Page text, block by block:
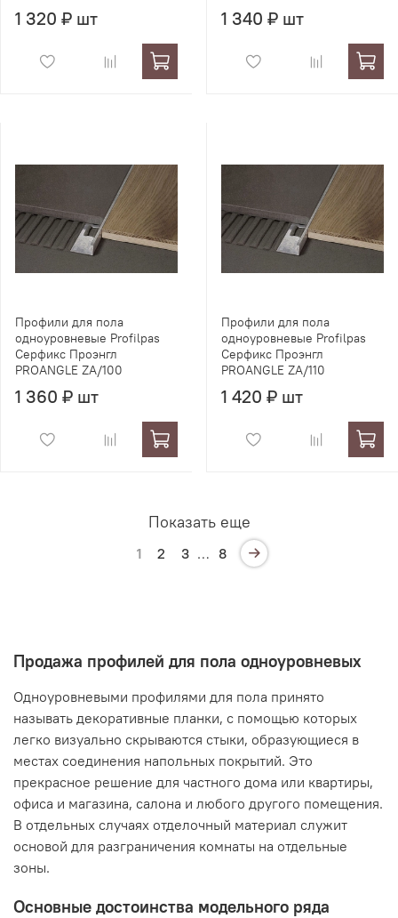
1 320 ₽ шт 1 340 ₽ шт
Профили для пола
одноуровневые Profilpas
Серфикс Проэнгл
PROANGLE ZA/100
1 360 ₽ шт
Профили для пола
одноуровневые Profilpas
Серфикс Проэнгл
PROANGLE ZA/110
1 420 ₽ шт
Показать еще
1 2 3 … 8
Продажа профилей для пола одноуровневых
Одноуровневыми профилями для пола принято
называть декоративные планки, с помощью которых
легко визуально скрываются стыки, образующиеся в
местах соединения напольных покрытий. Это
прекрасное решение для частного дома или квартиры,
офиса и магазина, салона и любого другого помещения.
В отдельных случаях отделочный материал служит
основой для разграничения комнаты на отдельные
зоны.
Основные достоинства модельного ряда